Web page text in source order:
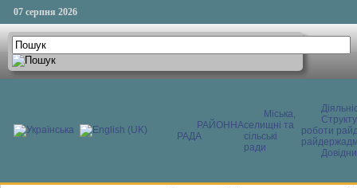
07 серпня 2026
РАЙОННА
РАДА
Міська,
селищні та
сільські
ради
роботи